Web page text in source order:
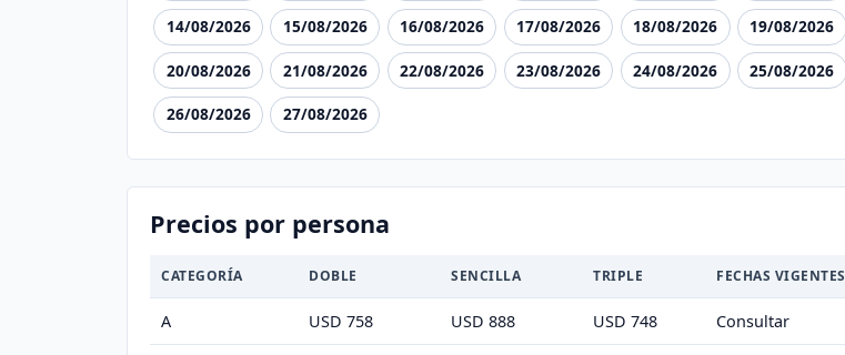
14/08/2026 15/08/2026 16/08/2026 17/08/2026 18/08/2026 19/08/2026
20/08/2026 21/08/2026 22/08/2026 23/08/2026 24/08/2026 25/08/2026
26/08/2026 27/08/2026
Precios por persona
CATEGORÍA DOBLE SENCILLA TRIPLE FECHAS VIGENTES
A USD 758 USD 888 USD 748 Consultar